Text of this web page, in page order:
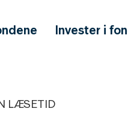
Invester i
LÆSETID